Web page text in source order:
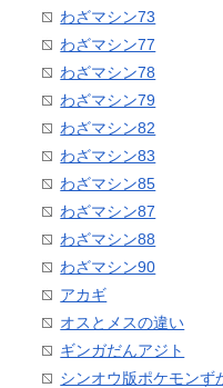
わざマシン73
わざマシン77
わざマシン78
わざマシン79
わざマシン82
わざマシン83
わざマシン85
わざマシン87
わざマシン88
わざマシン90
アカギ
オスとメスの違い
ギンガだんアジト
シンオウ版ポケモンず